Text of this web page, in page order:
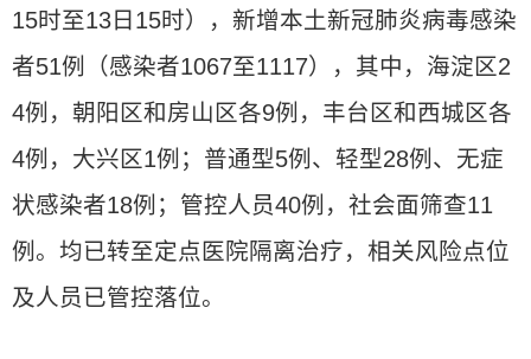
15时至13日15时），新增本土新冠肺炎病毒感染
者51例（感染者1067至1117），其中，海淀区2
4例，朝阳区和房山区各9例，丰台区和西城区各
4例，大兴区1例；普通型5例、轻型28例、无症
状感染者18例；管控人员40例，社会面筛查11
例。均已转至定点医院隔离治疗，相关风险点位
及人员已管控落位。